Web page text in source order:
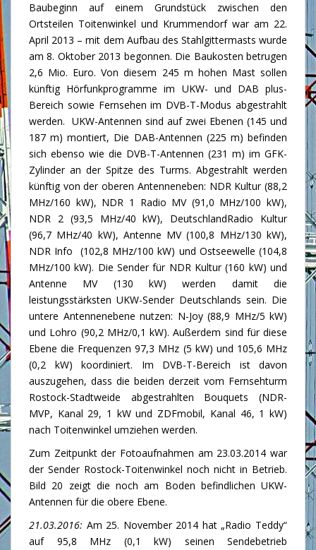
Baubeginn auf einem Grundstück zwischen den
Ortsteilen Toitenwinkel und Krummendorf war am 22.
April 2013 – mit dem Aufbau des Stahlgittermasts wurde
am 8. Oktober 2013 begonnen. Die Baukosten betrugen
2,6 Mio. Euro. Von diesem 245 m hohen Mast sollen
künftig Hörfunkprogramme im UKW- und DAB plus-
Bereich sowie Fernsehen im DVB-T-Modus abgestrahlt
werden. UKW-Antennen sind auf zwei Ebenen (145 und
187 m) montiert, Die DAB-Antennen (225 m) befinden
sich ebenso wie die DVB-T-Antennen (231 m) im GFK-
Zylinder an der Spitze des Turms. Abgestrahlt werden
künftig von der oberen Antenneneben: NDR Kultur (88,2
MHz/160 kW), NDR 1 Radio MV (91,0 MHz/100 kW),
NDR 2 (93,5 MHz/40 kW), DeutschlandRadio Kultur
(96,7 MHz/40 kW), Antenne MV (100,8 MHz/130 kW),
NDR Info (102,8 MHz/100 kW) und Ostseewelle (104,8
MHz/100 kW). Die Sender für NDR Kultur (160 kW) und
Antenne MV (130 kW) werden damit die
leistungsstärksten UKW-Sender Deutschlands sein. Die
untere Antennenebene nutzen: N-Joy (88,9 MHz/5 kW)
und Lohro (90,2 MHz/0,1 kW). Außerdem sind für diese
Ebene die Frequenzen 97,3 MHz (5 kW) und 105,6 MHz
(0,2 kW) koordiniert. Im DVB-T-Bereich ist davon
auszugehen, dass die beiden derzeit vom Fernsehturm
Rostock-Stadtweide abgestrahlten Bouquets (NDR-
MVP, Kanal 29, 1 kW und ZDFmobil, Kanal 46, 1 kW)
nach Toitenwinkel umziehen werden.
Zum Zeitpunkt der Fotoaufnahmen am 23.03.2014 war
der Sender Rostock-Toitenwinkel noch nicht in Betrieb.
Bild 20 zeigt die noch am Boden befindlichen UKW-
Antennen für die obere Ebene.
21.03.2016: Am 25. November 2014 hat „Radio Teddy“
auf 95,8 MHz (0,1 kW) seinen Sendebetrieb